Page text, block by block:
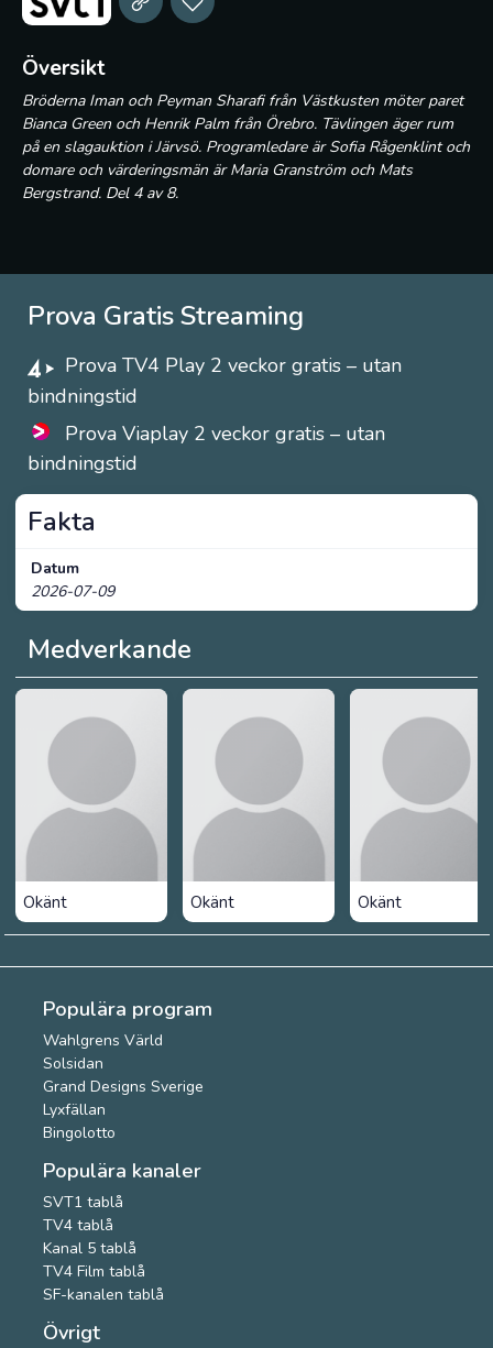
Översikt
Bröderna Iman och Peyman Sharafi från Västkusten möter paret
Bianca Green och Henrik Palm från Örebro. Tävlingen äger rum
på en slagauktion i Järvsö. Programledare är Sofia Rågenklint och
domare och värderingsmän är Maria Granström och Mats
Bergstrand. Del 4 av 8.
Prova Gratis Streaming
Prova TV4 Play 2 veckor gratis – utan
bindningstid
Prova Viaplay 2 veckor gratis – utan
bindningstid
Medverkande
Okänt Okänt Okänt
Fakta
Datum
2026-07-09
Populära program
Wahlgrens Värld
Solsidan
Grand Designs Sverige
Lyxfällan
Bingolotto
Populära kanaler
SVT1 tablå
TV4 tablå
Kanal 5 tablå
TV4 Film tablå
SF-kanalen tablå
Övrigt